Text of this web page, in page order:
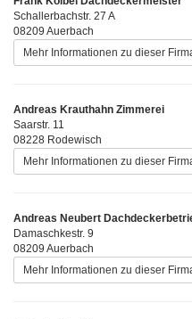
Schallerbachstr. 27 A
08209 Auerbach
Mehr Informationen zu dieser
Andreas Krauthahn Zimmerei
Saarstr. 11
08228 Rodewisch
Mehr Informationen zu dieser
Andreas Neubert
Damaschkestr. 9
08209 Auerbach
Mehr Informationen zu dieser